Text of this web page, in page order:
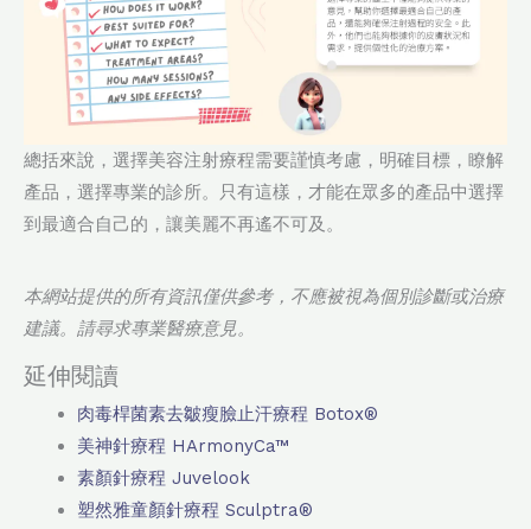
總括來說，選擇美容注射療程需要謹慎考慮，明確目標，瞭解
產品，選擇專業的診所。只有這樣，才能在眾多的產品中選擇
到最適合自己的，讓美麗不再遙不可及。
本網站提供的所有資訊僅供參考，不應被視為個別診斷或治療
建議。請尋求專業醫療意見。
延伸閱讀
肉毒桿菌素去皺瘦臉止汗療程 Botox®
美神針療程 HArmonyCa™
素顏針療程 Juvelook
塑然雅童顏針療程 Sculptra®